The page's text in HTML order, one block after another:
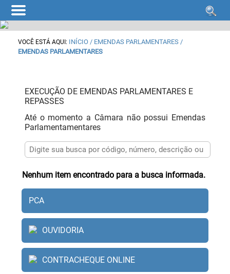
VOCÊ ESTÁ AQUI: INÍCIO / EMENDAS PARLAMENTARES /
EMENDAS PARLAMENTARES
EXECUÇÃO DE EMENDAS PARLAMENTARES E
REPASSES
Até o momento a Câmara não possui Emendas
Parlamentamentares
Nenhum item encontrado para a busca informada.
PCA
OUVIDORIA
CONTRACHEQUE ONLINE